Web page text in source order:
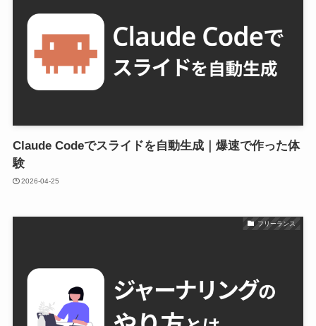
Claude Codeでスライドを自動生成｜爆速で作った体
験
2026-04-25
フリーランス